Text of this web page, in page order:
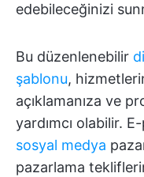
edebileceğinizi
Bu düzenlenebilir
şablonu,
açıklamanıza ve
yardımcı olabilir.
sosyal medya
pazarlama